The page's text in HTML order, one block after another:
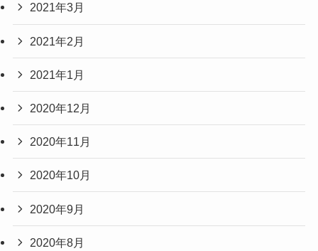
2021年3月
2021年2月
2021年1月
2020年12月
2020年11月
2020年10月
2020年9月
2020年8月